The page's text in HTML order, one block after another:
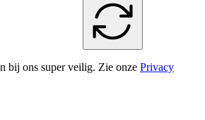
bij ons super veilig. Zie onze Privacy